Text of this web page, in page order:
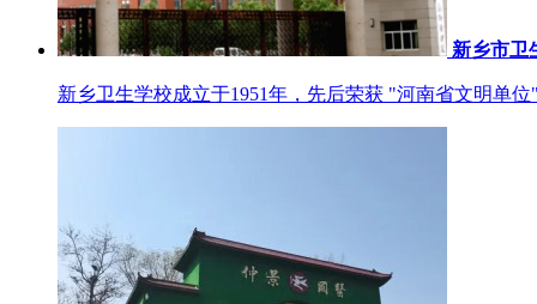
新乡市卫
新乡卫生学校成立于1951年，先后荣获 "河南省文明单